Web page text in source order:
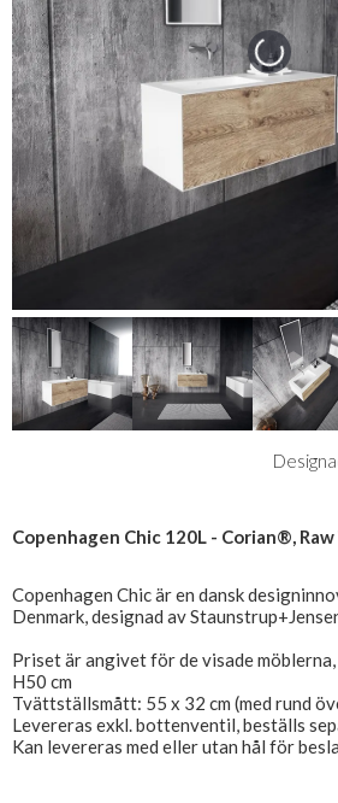
Copenhagen Chic 120L - Corian®,
Copenhagen Chic är en dansk
Denmark, designad av
Priset är angivet för de visade
H50 cm
Tvättställsmått: 55 x 32 cm (med rund
Levereras exkl. bottenventil, beställs
Kan levereras med eller utan hål för